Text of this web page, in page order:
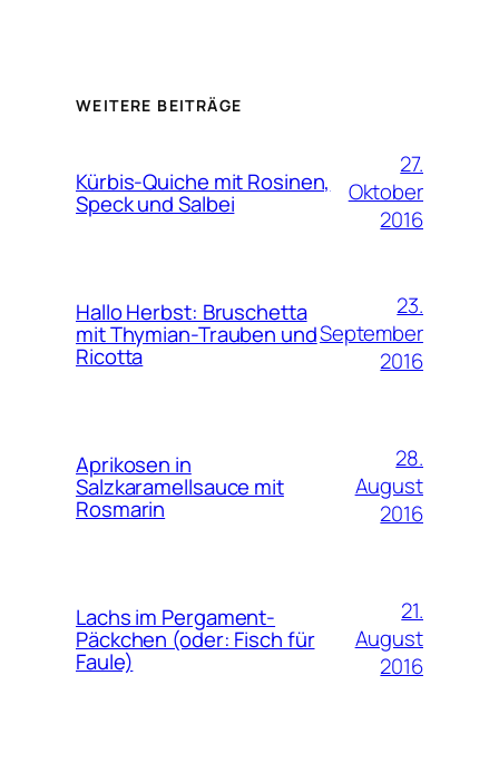
WEITERE BEITRÄGE
Kürbis-Quiche mit Rosinen,
Speck und Salbei
27.
Oktober
2016
Hallo Herbst: Bruschetta
mit Thymian-Trauben und
Ricotta
23.
September
2016
Aprikosen in
Salzkaramellsauce mit
Rosmarin
28.
August
2016
Lachs im Pergament-
Päckchen (oder: Fisch für
Faule)
21.
August
2016